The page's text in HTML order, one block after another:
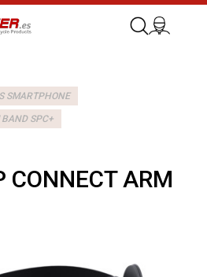
SMARTPHONE
BAND SPC+
CONNECT ARM